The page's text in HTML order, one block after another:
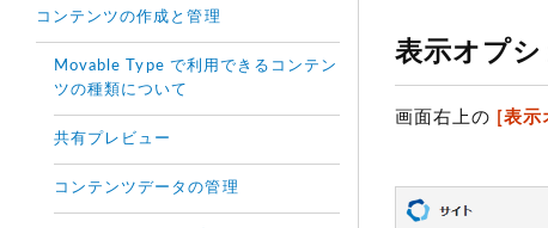
表示オプシ
画面右上の [表示
コンテンツの作成と管理
Movable Type で利用できるコンテン
ツの種類について
共有プレビュー
コンテンツデータの管理